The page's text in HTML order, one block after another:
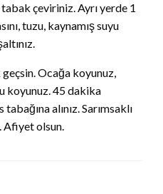
çeviriniz. Ayrı yerde 1
tuzu, kaynamış suyu
Ocağa koyunuz,
koyunuz. 45 dakika
alınız. Sarımsaklı
Afiyet olsun.